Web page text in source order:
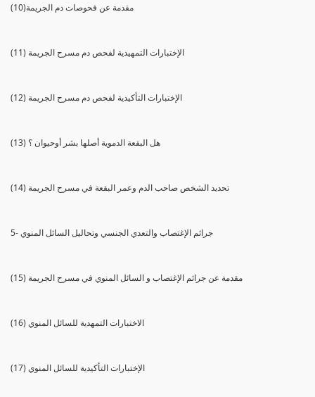
(10)مقدمة عن فحوصات دم الجريمة
(11) الإختبارات التمهيدية لفحص دم مسرح الجريمة
(12) الإختبارات التأكيدية لفحص دم مسرح الجريمة
(13) هل البقعة الدموية أصلها بشر أوحيوان ؟
(14) تحديد الشخص صاحب الدم وعمر البقعة في مسرح الجريمة
5- جرائم الإغتصاب والتعدي الجنسي وتحاليل السائل المنوي
(15) مقدمة عن جرائم الإغتصاب و السائل المنوي في مسرح الجريمة
(16) الاختبارات التمهدية للسائل المنوي
(17) الإختبارات التأكيدية للسائل المنوي